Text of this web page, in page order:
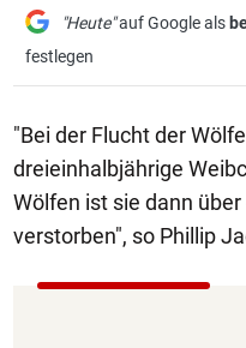
"Heute"auf Google als
festlegen
"Bei der Flucht der
dreieinhalbjährige
Wölfen ist sie dann
verstorben", so Phillip